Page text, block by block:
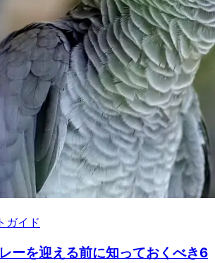
ガイド
ーを迎える前に知っておくべき6